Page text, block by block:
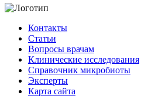
Контакты
Статьи
Вопросы врачам
Клинические исследования
Справочник микробиоты
Эксперты
Карта сайта